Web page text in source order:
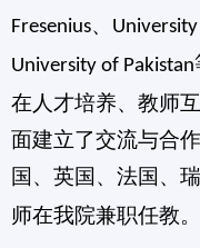
Fresenius、 University
University of Pakistan
在人才培养、教师
面建立了交流与合
国、英国、法国、
师在我院兼职任教。